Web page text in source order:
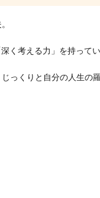
く考える力」を持ってい
っくりと自分の人生の